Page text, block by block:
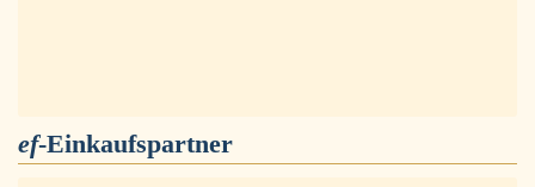
ef-Einkaufspartner